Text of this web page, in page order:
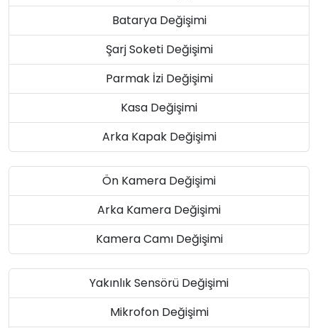
Batarya Değişimi
Şarj Soketi Değişimi
Parmak İzi Değişimi
Kasa Değişimi
Arka Kapak Değişimi
Ön Kamera Değişimi
Arka Kamera Değişimi
Kamera Camı Değişimi
Yakınlık Sensörü Değişimi
Mikrofon Değişimi